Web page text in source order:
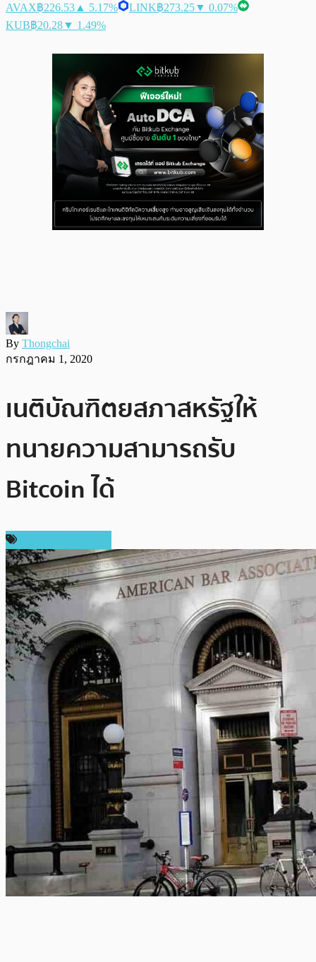
AVAX฿226.53 ▲ 5.17% LINK฿273.25▼ 0.07%
KUB฿20.28▼ 1.49%
By Thongchai
กรกฎาคม 1, 2020
เนติบัณฑิตยสภาสหรัฐให้
ทนายความสามารถรับ
Bitcoin ได้